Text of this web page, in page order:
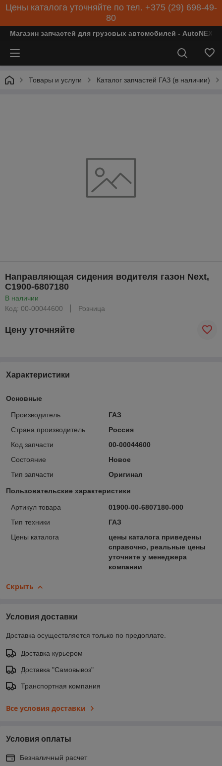
Цены каталога уточняйте по тел. +375 (29) 698-49-
80
Магазин запчастей для грузовых автомобилей - AutoNEXT
Товары и услуги Каталог запчастей ГАЗ (в наличии)
Направляющая сидения водителя газон Next,
С1900-6807180
В наличии
Код: 00-00044600
Розница
Цену уточняйте
Характеристики
Основные
Производитель
ГАЗ
Страна производитель
Россия
Код запчасти
00-00044600
Состояние
Новое
Тип запчасти
Оригинал
Пользовательские характеристики
Артикул товара
01900-00-6807180-000
Тип техники
ГАЗ
Цены каталога
цены каталога приведены
справочно, реальные цены
уточните у менеджера
компании
Скрыть
Условия доставки
Доставка осуществляется только по предоплате.
Доставка курьером
Доставка "Самовывоз"
Транспортная компания
Все условия доставки
Условия оплаты
Безналичный расчет